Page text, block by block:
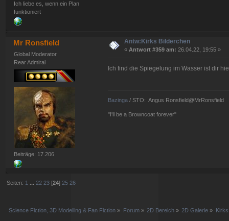
Ich liebe es, wenn ein Plan
funktioniert
Mr Ronsfield
Global Moderator
Rear Admiral
Beiträge: 17.206
Antw:Kirks Bilderchen
« Antwort #359 am: 26.04.22, 19:55 »
Ich find die Spiegelung im Wasser ist dir
Bazinga/ STO: Angus Ronsfield@MrRonsfield
"I'll be a Browncoat forever"
Seiten: 1 ... 22 23 [24] 25 26
Science Fiction, 3D Modelling & Fan Fiction » Forum» 2D Bereich » 2D Galerie »